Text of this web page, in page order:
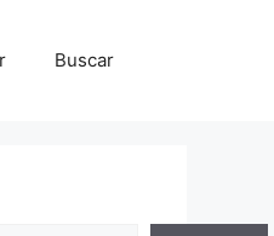
Buscar